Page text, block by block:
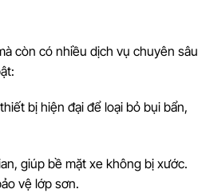
còn có nhiều dịch vụ chuyên sâu
bị hiện đại để loại bỏ bụi bẩn,
giúp bề mặt xe không bị xước.
vệ lớp sơn.